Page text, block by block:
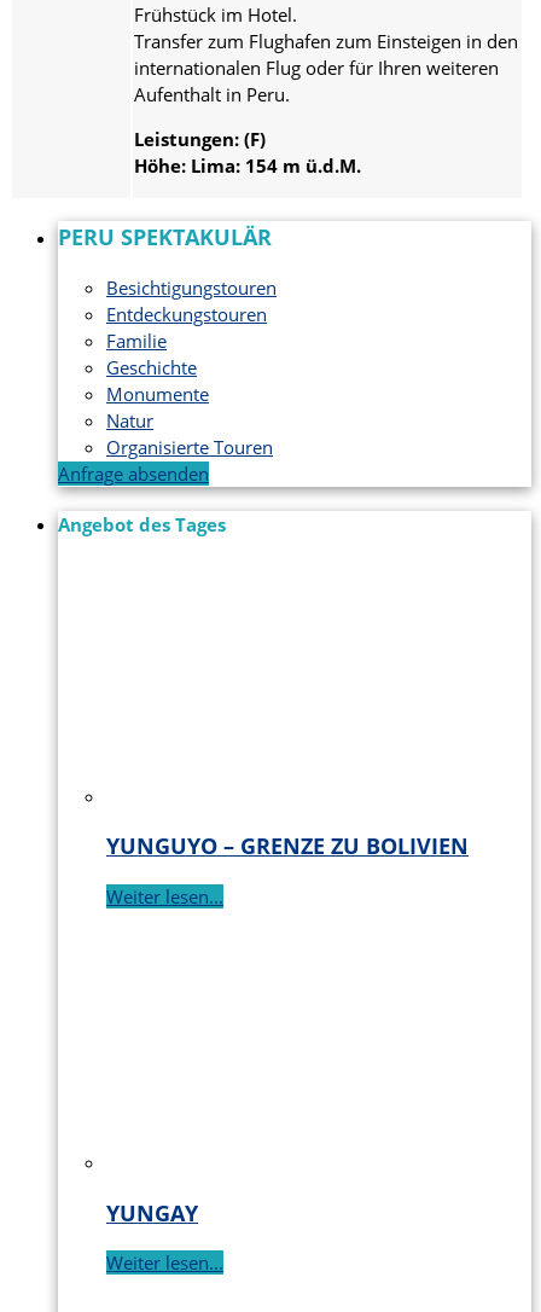
Frühstück im Hotel.
Transfer zum Flughafen zum Einsteigen in den
internationalen Flug oder für Ihren weiteren
Aufenthalt in Peru.
Leistungen: (F)
Höhe: Lima: 154 m ü.d.M.
PERU SPEKTAKULÄR
Besichtigungstouren
Entdeckungstouren
Familie
Geschichte
Monumente
Natur
Organisierte Touren
Anfrage absenden
Angebot des Tages
YUNGUYO – GRENZE ZU BOLIVIEN
Weiter lesen...
YUNGAY
Weiter lesen...